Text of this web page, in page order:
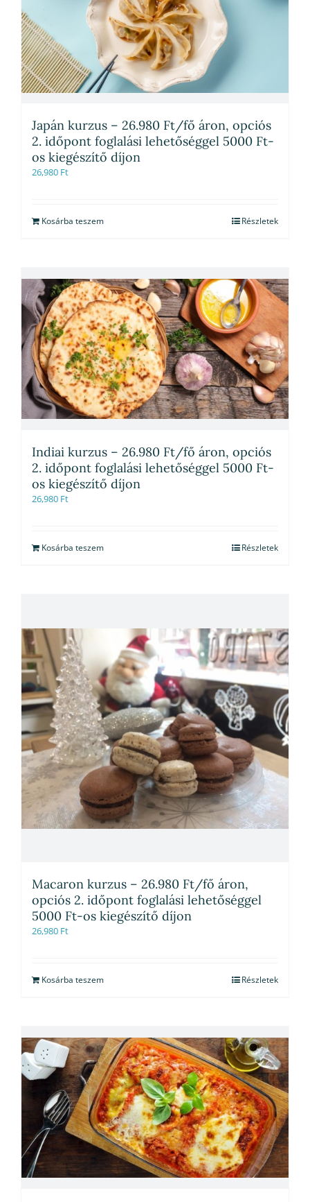
Japán kurzus – 26.980 Ft/fő áron, opciós
2. időpont foglalási lehetőséggel 5000 Ft-
os kiegészítő díjon
26,980 Ft
Kosárba teszem Részletek
Indiai kurzus – 26.980 Ft/fő áron, opciós
2. időpont foglalási lehetőséggel 5000 Ft-
os kiegészítő díjon
26,980 Ft
Kosárba teszem Részletek
Macaron kurzus – 26.980 Ft/fő áron,
opciós 2. időpont foglalási lehetőséggel
5000 Ft-os kiegészítő díjon
26,980 Ft
Kosárba teszem Részletek